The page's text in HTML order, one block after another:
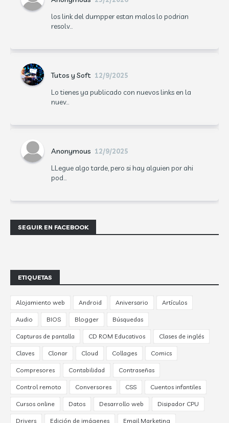
los link del dumpper estan malos lo podrian
resolv...
Tutos y Soft 12/9/2025
Lo tienes ya publicado con nuevos links en la
nuev...
Anonymous 12/9/2025
LLegue algo tarde, pero si hay alguien por ahi
pod...
SEGUIR EN FACEBOOK
ETIQUETAS
Alojamiento web Android Aniversario Artículos
Audio BIOS Blogger Búsquedas
Capturas de pantalla CD ROM Educativos Clases de inglés
Claves Clonar Cloud Collages Comics
Compresores Contabilidad Contraseñas
Control remoto Conversores CSS Cuentos infantiles
Cursos online Datos Desarrollo web Disipador CPU
Drivers Edición de imágenes Email Marketing